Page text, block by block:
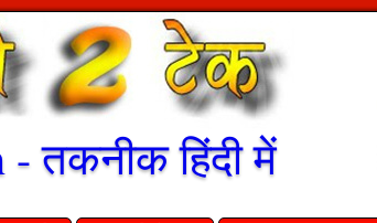
तकनीक हिंदी में